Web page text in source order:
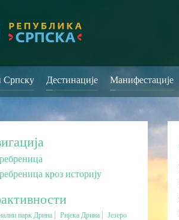
Српску Дестинације Манифестације
кроз историју
парк Дрина Ријека Дрина
Језеро